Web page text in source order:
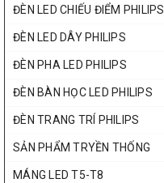
ĐÈN LED CHIẾU ĐIỂM PHILIPS
ĐÈN LED DÂY PHILIPS
ĐÈN PHA LED PHILIPS
ĐÈN BÀN HỌC LED PHILIPS
ĐÈN TRANG TRÍ PHILIPS
SẢN PHẨM TRYỀN THỐNG
MÁNG LED T5-T8